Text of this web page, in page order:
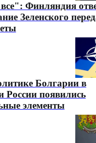
Финляндия
Зеленского
Болгарии в
России появились
элементы